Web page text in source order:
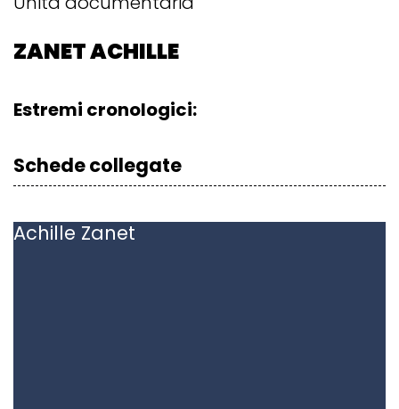
ZANET ACHILLE
Estremi cronologici:
Schede collegate
Achille Zanet